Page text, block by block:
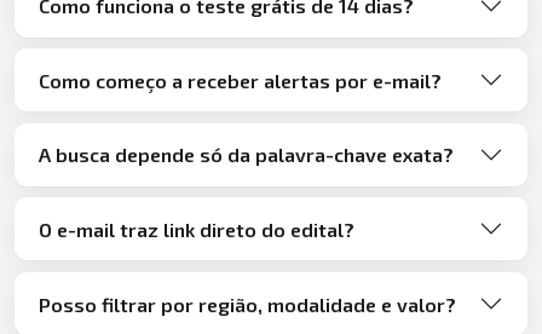
Como funciona o teste grátis de 14 dias?
Como começo a receber alertas por e-mail?
A busca depende só da palavra-chave exata?
O e-mail traz link direto do edital?
Posso filtrar por região, modalidade e valor?